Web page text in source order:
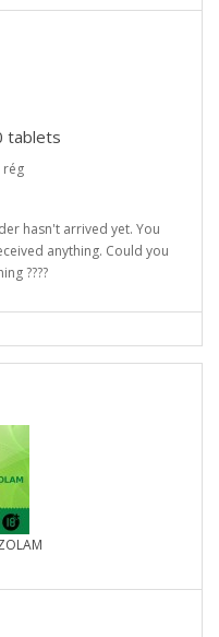
tablets
rég
hasn't arrived yet. You
anything. Could you
????